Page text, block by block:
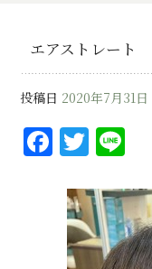
エアストレート
投稿日 2020年7月31日
F
a
c
e
b
T
w
it
te
r
e